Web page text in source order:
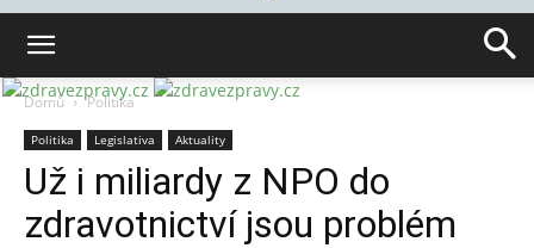
Domů Politika
Politika Legislativa Aktuality
Už i miliardy z NPO do
zdravotnictví jsou problém